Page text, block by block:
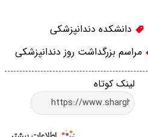
دانشکده دندانپزشکی
مراسم بزرگداشت روز دندانپزشکی
لینک کوتاه